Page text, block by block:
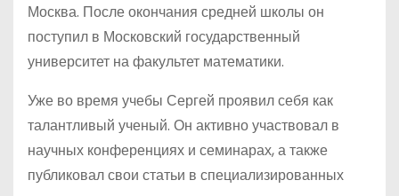
Москва. После окончания средней школы он
поступил в Московский государственный
университет на факультет математики.
Уже во время учебы Сергей проявил себя как
талантливый ученый. Он активно участвовал в
научных конференциях и семинарах, а также
публиковал свои статьи в специализированных